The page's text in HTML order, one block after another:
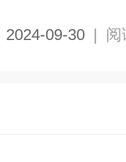
2024-09-30 | 阅